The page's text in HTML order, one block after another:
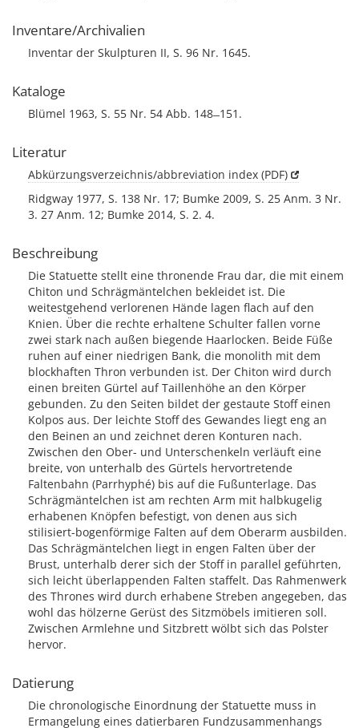
Inventare/Archivalien
Inventar der Skulpturen II, S. 96 Nr. 1645.
Kataloge
Blümel 1963, S. 55 Nr. 54 Abb. 148 ̶ 151.
Literatur
Abkürzungsverzeichnis/abbreviation index (PDF)
Ridgway 1977, S. 138 Nr. 17; Bumke 2009, S. 25 Anm. 3 Nr.
3. 27 Anm. 12; Bumke 2014, S. 2. 4.
Beschreibung
Die Statuette stellt eine thronende Frau dar, die mit einem
Chiton und Schrägmäntelchen bekleidet ist. Die
weitestgehend verlorenen Hände lagen flach auf den
Knien. Über die rechte erhaltene Schulter fallen vorne
zwei stark nach außen biegende Haarlocken. Beide Füße
ruhen auf einer niedrigen Bank, die monolith mit dem
blockhaften Thron verbunden ist. Der Chiton wird durch
einen breiten Gürtel auf Taillenhöhe an den Körper
gebunden. Zu den Seiten bildet der gestaute Stoff einen
Kolpos aus. Der leichte Stoff des Gewandes liegt eng an
den Beinen an und zeichnet deren Konturen nach.
Zwischen den Ober- und Unterschenkeln verläuft eine
breite, von unterhalb des Gürtels hervortretende
Faltenbahn (Parrhyphé) bis auf die Fußunterlage. Das
Schrägmäntelchen ist am rechten Arm mit halbkugelig
erhabenen Knöpfen befestigt, von denen aus sich
stilisiert-bogenförmige Falten auf dem Oberarm ausbilden.
Das Schrägmäntelchen liegt in engen Falten über der
Brust, unterhalb derer sich der Stoff in parallel geführten,
sich leicht überlappenden Falten staffelt. Das Rahmenwerk
des Thrones wird durch erhabene Streben angegeben, das
wohl das hölzerne Gerüst des Sitzmöbels imitieren soll.
Zwischen Armlehne und Sitzbrett wölbt sich das Polster
hervor.
Datierung
Die chronologische Einordnung der Statuette muss in
Ermangelung eines datierbaren Fundzusammenhangs